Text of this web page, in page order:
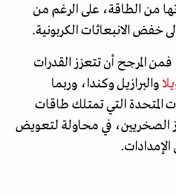
من الطاقة، على الرغم من
خفض الانبعاثات الكربونية.
المرجح أن تتعزز القدرات
والبرازيل وكندا، وربما
المتحدة التي تمتلك طاقات
الصخريين، في محاولة لتعويض